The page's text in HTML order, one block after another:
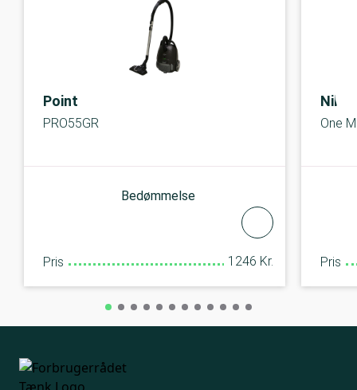
Point
PRO55GR
Bedømmelse
Pris 1246 Kr.
One
Pris